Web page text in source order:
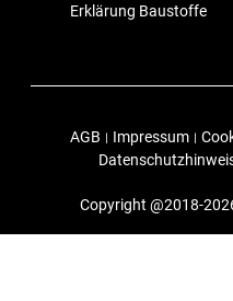
Erklärung Baustoffe
AGB | Impressum |
Copyright @2018-